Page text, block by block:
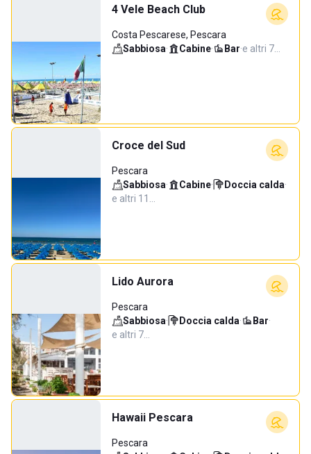
4 Vele Beach Club
Costa Pescarese, Pescara
Sabbiosa· Cabine· Bar·e altri 7…
Croce del Sud
Pescara
Sabbiosa· Cabine· Doccia calda·
e altri 11…
Lido Aurora
Pescara
Sabbiosa· Doccia calda· Bar·
e altri 7…
Hawaii Pescara
Pescara